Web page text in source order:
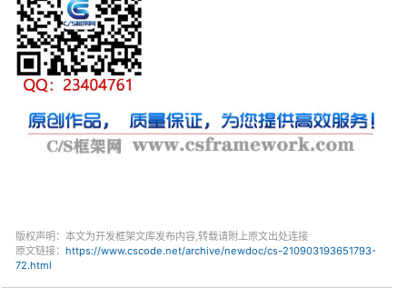
版权声明：本文为开发框架文库发布内容,转载请附上原文出处连接
原文链接： https://www.cscode.net/archive/newdoc/cs-210903193651793-
72.html